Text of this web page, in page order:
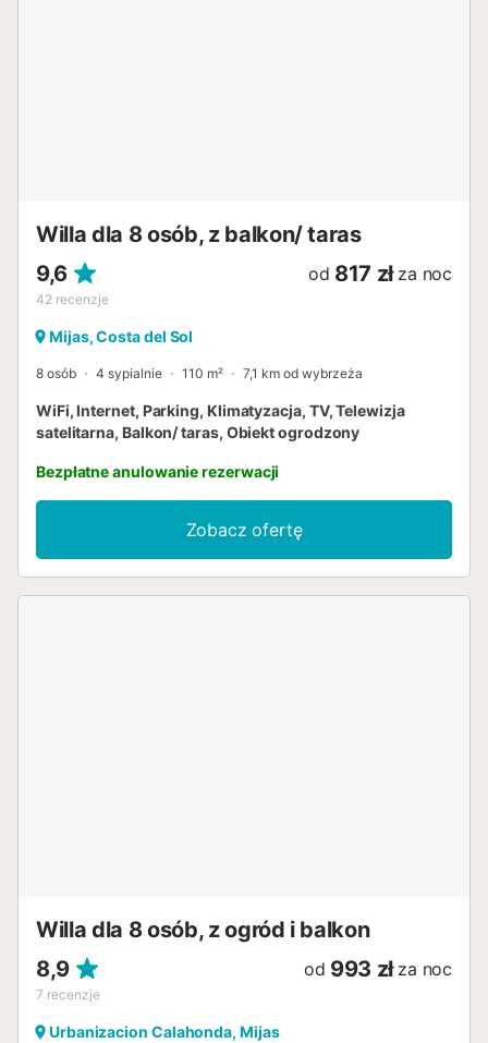
Willa dla 8 osób, z balkon/ taras
9,6
42 recenzje
od 817 zł za noc
Mijas, Costa del Sol
8 osób 4 sypialnie 110 m² 7,1 km od wybrzeża
WiFi, Internet, Parking, Klimatyzacja, TV, Telewizja
satelitarna, Balkon/ taras, Obiekt ogrodzony
Bezpłatne anulowanie rezerwacji
Zobacz ofertę
Willa dla 8 osób, z ogród i balkon
8,9
7 recenzje
od 993 zł za noc
Urbanizacion Calahonda, Mijas